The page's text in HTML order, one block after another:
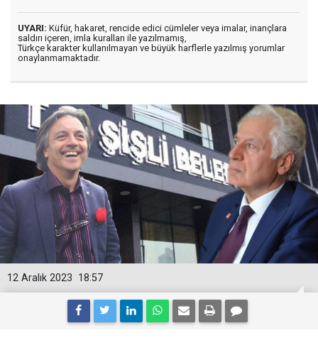
UYARI: Küfür, hakaret, rencide edici cümleler veya imalar, inançlara
saldırı içeren, imla kuralları ile yazılmamış,
Türkçe karakter kullanılmayan ve büyük harflerle yazılmış yorumlar
onaylanmamaktadır.
18:57
12 Aralık 2023